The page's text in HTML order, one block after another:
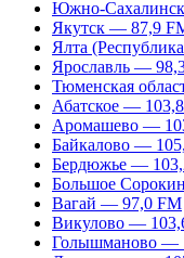
Южно-
Якутск — 87,9
Ялта
Ярославль —
Тюменская
Абатское —
Аромашево —
Байкалово —
Бердюжье —
Большое
Вагай — 97,0 FM
Викулово —
Голышманово —